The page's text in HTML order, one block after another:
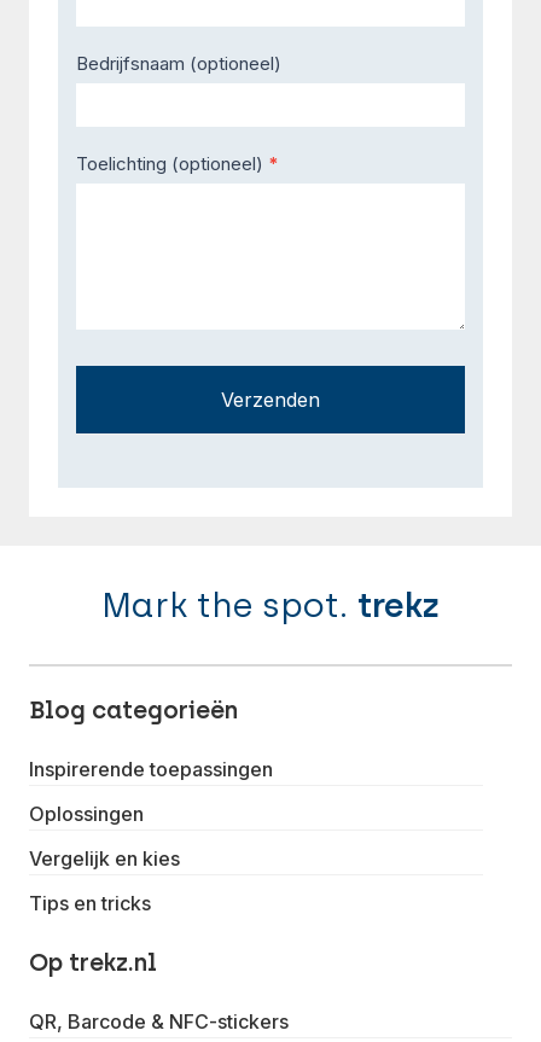
Bedrijfsnaam (optioneel)
Toelichting (optioneel) *
Verzenden
Mark the spot. trekz
Blog categorieën
Inspirerende toepassingen
Oplossingen
Vergelijk en kies
Tips en tricks
Op trekz.nl
QR, Barcode & NFC-stickers